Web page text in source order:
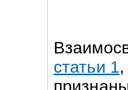
статьи 1